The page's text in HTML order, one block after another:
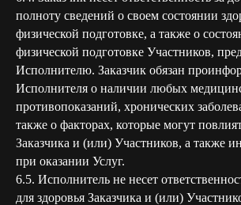
полноту сведений о своем состоянии
физической подготовке, а также о
физической подготовке Участников,
Исполнителю. Заказчик обязан
Исполнителя о наличии любых
противопоказаний, хронических
также о факторах, которые могут
Заказчика и (или) Участников, а также
при оказании Услуг.
6.5. Исполнитель не несет
для здоровья Заказчика и (или)